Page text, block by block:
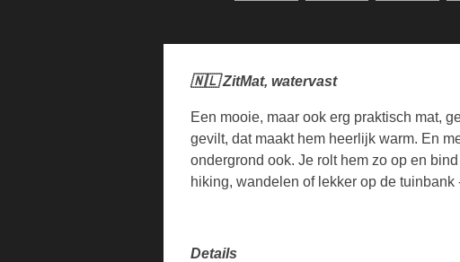
🇳🇱 ZitMat, watervast
Een mooie, maar ook erg praktisch mat,
gevilt, dat maakt hem heerlijk warm. En
ondergrond ook. Je rolt hem zo op en
hiking, wandelen of lekker op de
Details